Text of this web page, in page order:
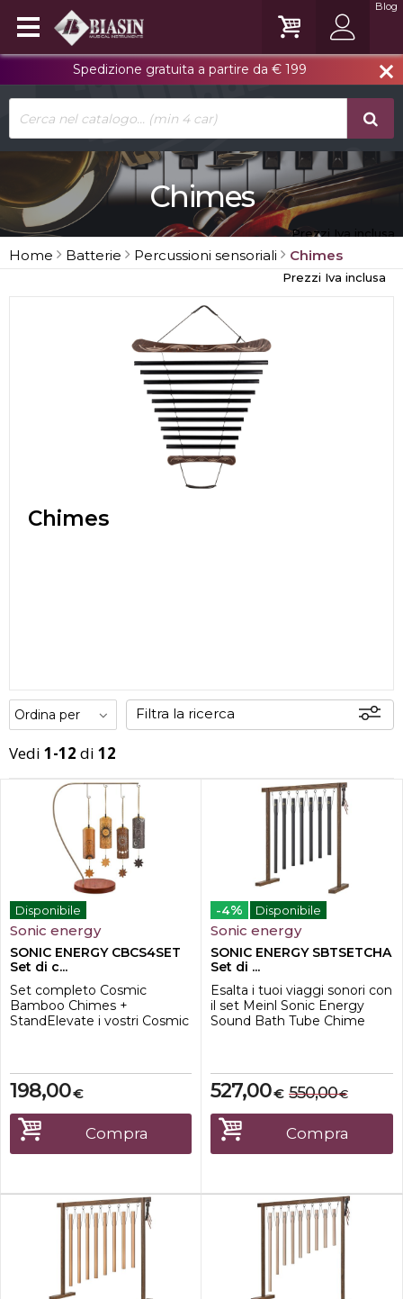
close
Spedizione gratuita a partire da € 199
Blog
Chimes
Prezzi Iva inclusa
Home Batterie Percussioni sensoriali Chimes
Prezzi Iva inclusa
Chimes
Filtra la ricerca
Vedi 1-12 di 12
Disponibile
Sonic energy
SONIC ENERGY CBCS4SET
Set di c...
Set completo Cosmic
Bamboo Chimes +
StandElevate i vostri Cosmic
Cosmic Bamboo Chime
Stand. Progettato sia per
una presentazione estetica
che per un utilizzo
funzionale, questo supporto
vi permette di esporre i
€
198,00
Compra
-4% Disponibile
Sonic energy
SONIC ENERGY SBTSETCHA
Set di ...
Esalta i tuoi viaggi sonori con
il set Meinl Sonic Energy
Sound Bath Tube Chime
questi campanelli possono
essere suonati
singolarmente o combinati
per riempire la stanza di toni
rilassanti. Questo set include
tre bacchet...
€
527,00 €
550,00
Compra